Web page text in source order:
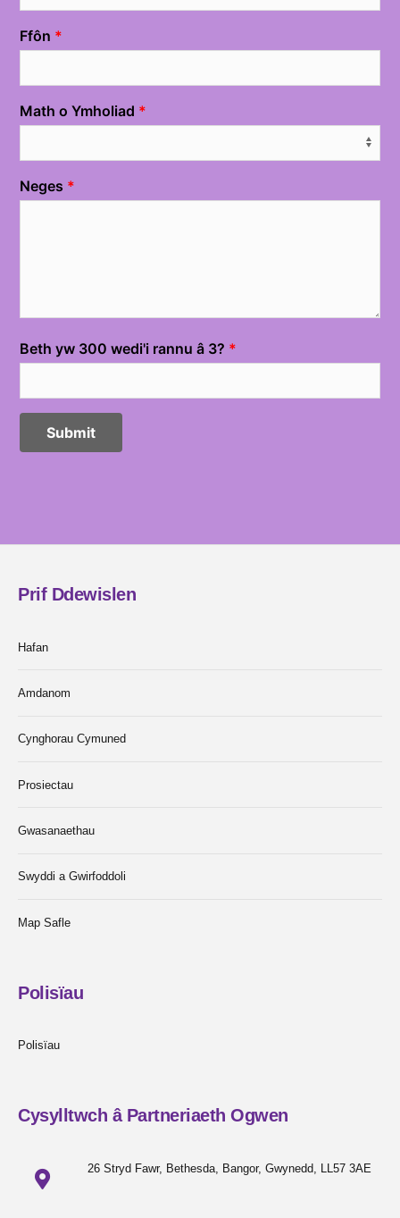
Prif Ddewislen
Hafan
Amdanom
Cynghorau Cymuned
Prosiectau
Gwasanaethau
Swyddi a Gwirfoddoli
Map Safle
Polisïau
Polisïau
Cysylltwch â Partneriaeth Ogwen
26 Stryd Fawr, Bethesda, Bangor, Gwynedd, LL57 3AE